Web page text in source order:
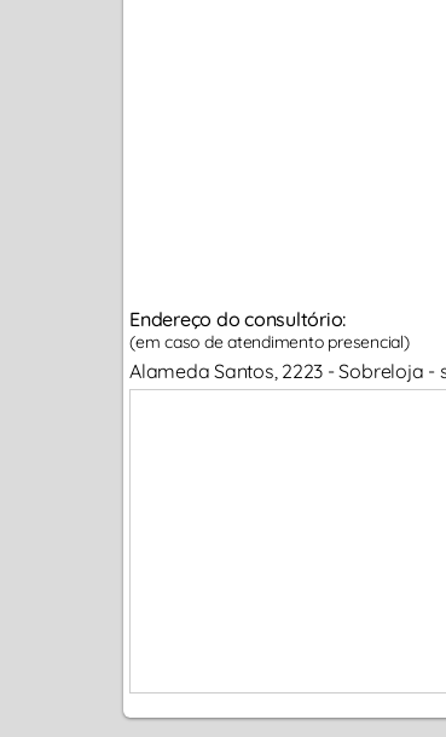
Endereço do consultório:
(em caso de atendimento presencial)
Alameda Santos, 2223 - Sobreloja -